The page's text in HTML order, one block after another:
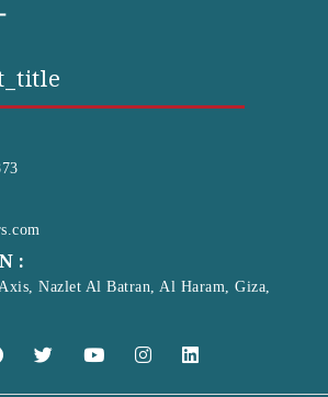
:
Nazlet Al Batran, Al Haram, Giza,